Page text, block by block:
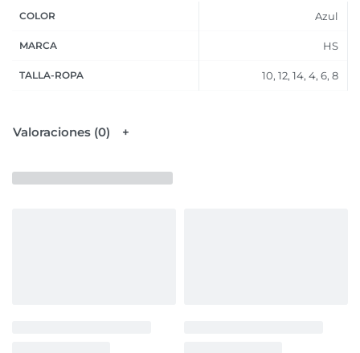
COLOR Azul
MARCA HS
TALLA-ROPA 10, 12, 14, 4, 6, 8
Valoraciones (0)